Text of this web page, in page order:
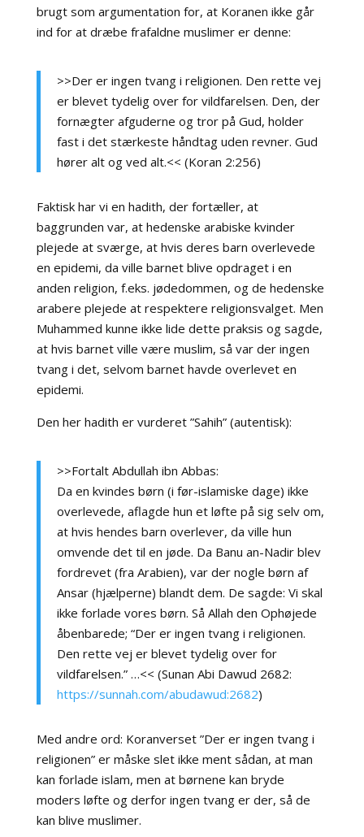
brugt som argumentation for, at Koranen ikke går
ind for at dræbe frafaldne muslimer er denne:
>>Der er ingen tvang i religionen. Den rette vej
er blevet tydelig over for vildfarelsen. Den, der
fornægter afguderne og tror på Gud, holder
fast i det stærkeste håndtag uden revner. Gud
hører alt og ved alt.<< (Koran 2:256)
Faktisk har vi en hadith, der fortæller, at
baggrunden var, at hedenske arabiske kvinder
plejede at sværge, at hvis deres barn overlevede
en epidemi, da ville barnet blive opdraget i en
anden religion, f.eks. jødedommen, og de hedenske
arabere plejede at respektere religionsvalget. Men
Muhammed kunne ikke lide dette praksis og sagde,
at hvis barnet ville være muslim, så var der ingen
tvang i det, selvom barnet havde overlevet en
epidemi.
Den her hadith er vurderet ”Sahih” (autentisk):
>>Fortalt Abdullah ibn Abbas:
Da en kvindes børn (i før-islamiske dage) ikke
overlevede, aflagde hun et løfte på sig selv om,
at hvis hendes barn overlever, da ville hun
omvende det til en jøde. Da Banu an-Nadir blev
fordrevet (fra Arabien), var der nogle børn af
Ansar (hjælperne) blandt dem. De sagde: Vi skal
ikke forlade vores børn. Så Allah den Ophøjede
åbenbarede; “Der er ingen tvang i religionen.
Den rette vej er blevet tydelig over for
vildfarelsen.” …<< (Sunan Abi Dawud 2682:
https://sunnah.com/abudawud:2682)
Med andre ord: Koranverset ”Der er ingen tvang i
religionen” er måske slet ikke ment sådan, at man
kan forlade islam, men at børnene kan bryde
moders løfte og derfor ingen tvang er der, så de
kan blive muslimer.